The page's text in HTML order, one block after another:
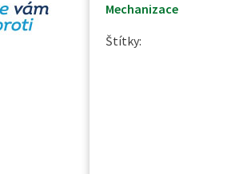
Mechanizace
Štítky: